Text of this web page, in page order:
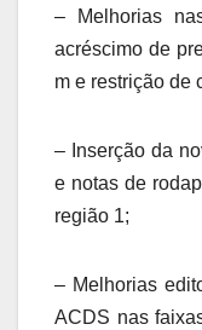
– Melhorias
acréscimo de
m e restrição de
– Inserção da
e notas de
região 1;
– Melhorias
ACDS nas